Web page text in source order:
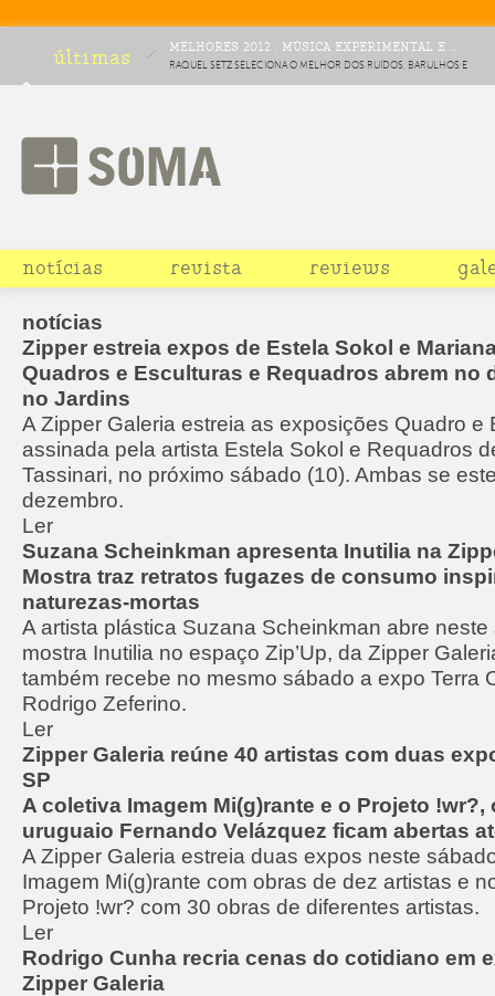
últimas MELHORES 2012 . MÚSICA EXPERIMENTAL E ...
RAQUEL SETZ SELECIONA O MELHOR DOS RUÍDOS, BARULHOS E
DISSONÂNCIAS DA MÚSICA MUNDIAL E NACIONAL NO ANO
notícias revista reviews
notícias
Zipper estreia expos de Estela Sokol e
Quadros e Esculturas e Requadros abrem no
no Jardins
A Zipper Galeria estreia as exposições Quadro e
assinada pela artista Estela Sokol e Requadros
Tassinari, no próximo sábado (10). Ambas se
dezembro.
Ler
Suzana Scheinkman apresenta Inutilia na
Mostra traz retratos fugazes de consumo
naturezas-mortas
A artista plástica Suzana Scheinkman abre
mostra Inutilia no espaço Zip’Up, da Zipper
também recebe no mesmo sábado a expo Terra
Rodrigo Zeferino.
Ler
Zipper Galeria reúne 40 artistas com duas
SP
A coletiva Imagem Mi(g)rante e o Projeto
uruguaio Fernando Velázquez ficam abertas
A Zipper Galeria estreia duas expos neste
Imagem Mi(g)rante com obras de dez artistas e
Projeto !wr? com 30 obras de diferentes artistas.
Ler
Rodrigo Cunha recria cenas do cotidiano em
Zipper Galeria